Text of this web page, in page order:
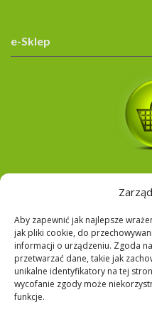
Aby zapewnić jak najlepsze
jak pliki cookie, do
informacji o urządzeniu. Zgoda
przetwarzać dane, takie jak
unikalne identyfikatory na tej
wycofanie zgody może
funkcje.
e-Sklep
Google Language
O firmie Dla